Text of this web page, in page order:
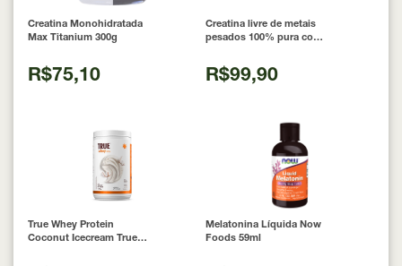
Creatina Monohidratada
Max Titanium 300g
R$75,10
Creatina livre de metais
pesados 100% pura com
Nutrition
R$99,90
True Whey Protein
Coconut Icecream True
Melatonina Líquida Now
Foods 59ml